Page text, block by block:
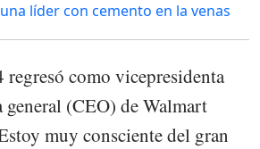
líder con cemento en la venas
regresó como vicepresidenta
(CEO) de Walmart
muy consciente del gran